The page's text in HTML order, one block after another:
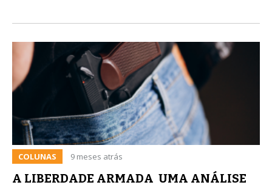
COLUNAS 9 meses atrás
A LIBERDADE ARMADA  UMA ANÁLISE